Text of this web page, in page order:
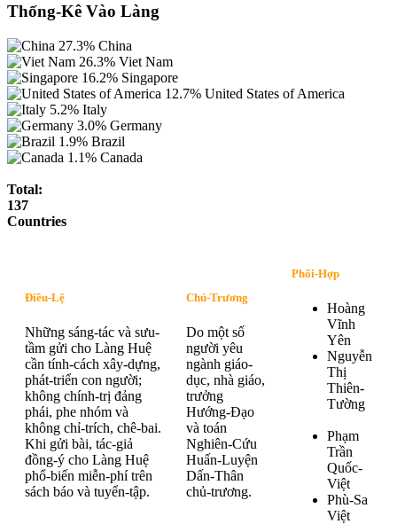
Thống-Kê Vào Làng
27.3% China
26.3% Viet Nam
16.2% Singapore
12.7% United States of America
5.2% Italy
3.0% Germany
1.9% Brazil
1.1% Canada
Total:
137
Countries
Điều-Lệ
Những sáng-tác và sưu-
tầm gửi cho Làng Huệ
cần tính-cách xây-dựng,
phát-triển con người;
không chính-trị đảng
phái, phe nhóm và
không chỉ-trích, chê-bai.
Khi gửi bài, tác-giả
đồng-ý cho Làng Huệ
phổ-biến miễn-phí trên
sách báo và tuyển-tập.
Chủ-Trương
Do một số
người yêu
ngành giáo-
dục, nhà giáo,
trưởng
Hướng-Đạo
và toán
Nghiên-Cứu
Huấn-Luyện
Dấn-Thân
chủ-trương.
Phối-Hợp
Hoàng
Vĩnh
Yên
Nguyễn
Thị
Thiên-
Tường
Phạm
Trần
Quốc-
Việt
Phù-Sa
Việt